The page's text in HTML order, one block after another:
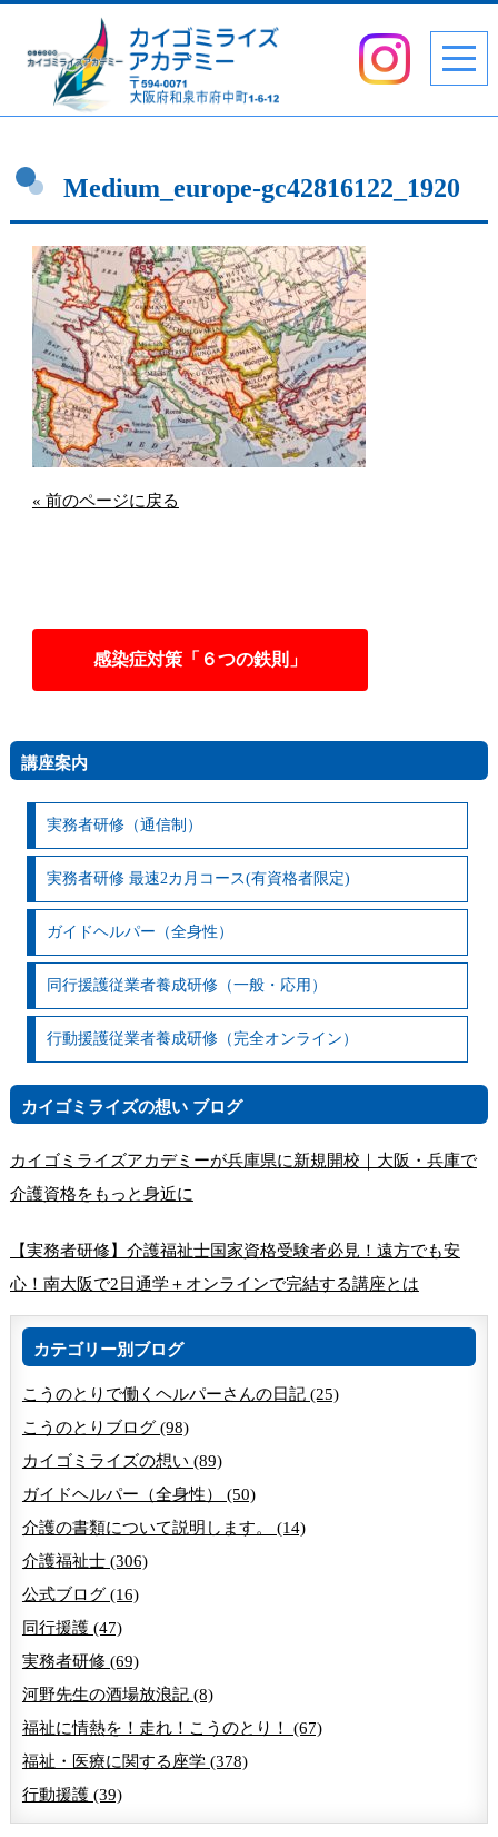
Medium_europe-gc42816122_1920
« 前のページに戻る
感染症対策「６つの鉄則」
講座案内
実務者研修（通信制）
実務者研修 最速2カ月コース(有資格者限定)
ガイドヘルパー（全身性）
同行援護従業者養成研修（一般・応用）
行動援護従業者養成研修（完全オンライン）
カイゴミライズの想い ブログ
カイゴミライズアカデミーが兵庫県に新規開校｜大阪・兵庫で
介護資格をもっと身近に
【実務者研修】介護福祉士国家資格受験者必見！遠方でも安
心！南大阪で2日通学＋オンラインで完結する講座とは
カテゴリー別ブログ
こうのとりで働くヘルパーさんの日記 (25)
こうのとりブログ (98)
カイゴミライズの想い (89)
ガイドヘルパー（全身性） (50)
介護の書類について説明します。 (14)
介護福祉士 (306)
公式ブログ (16)
同行援護 (47)
実務者研修 (69)
河野先生の酒場放浪記 (8)
福祉に情熱を！走れ！こうのとり！ (67)
福祉・医療に関する座学 (378)
行動援護 (39)